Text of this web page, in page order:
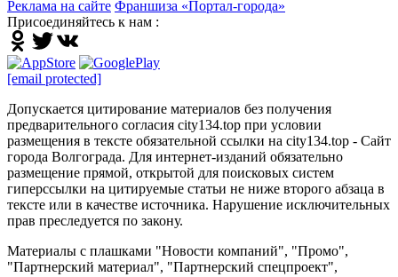
Реклама на сайте Франшиза «Портал-города»
Присоединяйтесь к нам :
[email protected]
Допускается цитирование материалов без получения
предварительного согласия city134.top при условии
размещения в тексте обязательной ссылки на city134.top - Сайт
города Волгограда. Для интернет-изданий обязательно
размещение прямой, открытой для поисковых систем
гиперссылки на цитируемые статьи не ниже второго абзаца в
тексте или в качестве источника. Нарушение исключительных
прав преследуется по закону.
Материалы с плашками "Новости компаний", "Промо",
"Партнерский материал", "Партнерский спецпроект",